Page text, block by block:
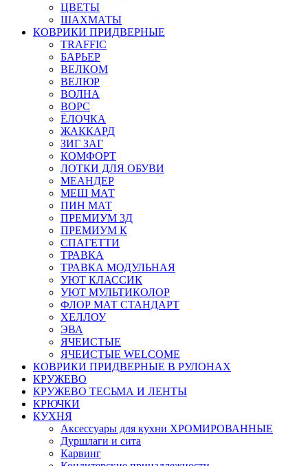
ЦВЕТЫ
ШАХМАТЫ
КОВРИКИ ПРИДВЕРНЫЕ
TRAFFIC
БАРЬЕР
ВЕЛКОМ
ВЕЛЮР
ВОЛНА
ВОРС
ЁЛОЧКА
ЖАККАРД
ЗИГ ЗАГ
КОМФОРТ
ЛОТКИ ДЛЯ ОБУВИ
МЕАНДЕР
МЕШ МАТ
ПИН МАТ
ПРЕМИУМ 3Д
ПРЕМИУМ К
СПАГЕТТИ
ТРАВКА
ТРАВКА МОДУЛЬНАЯ
УЮТ КЛАССИК
УЮТ МУЛЬТИКОЛОР
ФЛОР МАТ СТАНДАРТ
ХЕЛЛОУ
ЭВА
ЯЧЕИСТЫЕ
ЯЧЕИСТЫЕ WELCOME
КОВРИКИ ПРИДВЕРНЫЕ В РУЛОНАХ
КРУЖЕВО
КРУЖЕВО ТЕСЬМА И ЛЕНТЫ
КРЮЧКИ
КУХНЯ
Аксессуары для кухни ХРОМИРОВАННЫЕ
Дуршлаги и сита
Карвинг